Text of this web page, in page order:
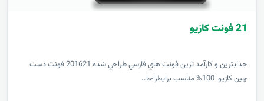
21 فونت کازيو
جذابترين و کارآمد ترين فونت هاي فارسي طراحي شده 201621 فونت دست
چين کازيو 100% مناسب برايطراحا..